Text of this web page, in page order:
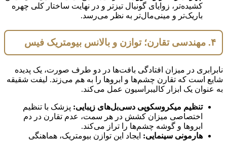
کشیده‌تر، زوایای گونیال تیزتر و در نهایت ساختار کلی چهره
باریک‌تر و مینی‌مال‌تر به نظر می‌رسد.
۴. مهندسی تقارن؛ توازن و بالانس بیومتریک فیس
نابرابری در میزان افتادگی بافت‌ها در دو طرف صورت، یک پدیده
شایع است که تقارن چشم‌ها و ابروها را به هم می‌زند. لیفت شقیقه
به عنوان یک ابزار کالیبراسیون عمل می‌کند.
تنظیم میکروسکوپی دسی‌بل‌های زیبایی: پزشک با تنظیم
اختصاصی میزان کشش در هر سمت، عدم تقارن در دم
ابروها و گوشه چشم‌ها را تراز می‌کند.
هارمونی سینمایی: ایجاد این توازن بیومتریک، هماهنگی